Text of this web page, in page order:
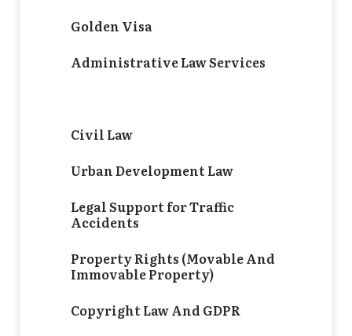
Golden Visa
Administrative Law Services
Civil Law
Urban Development Law
Legal Support for Traffic
Accidents
Property Rights (Movable And
Immovable Property)
Copyright Law And GDPR